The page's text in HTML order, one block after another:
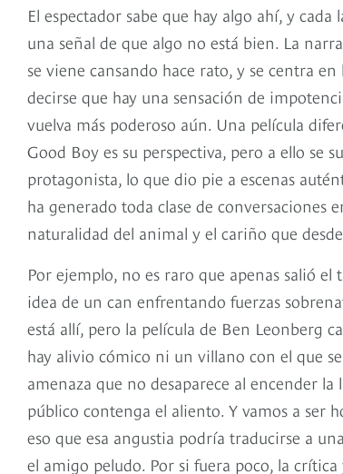
El espectador sabe que hay algo ahí, y
una señal de que algo no está bien. La
se viene cansando hace rato, y se centra
decirse que hay una sensación de
vuelva más poderoso aún. Una película
Good Boy es su perspectiva, pero a ello se
protagonista, lo que dio pie a escenas
ha generado toda clase de conversaciones
naturalidad del animal y el cariño que
Por ejemplo, no es raro que apenas salió
idea de un can enfrentando fuerzas
está allí, pero la película de Ben Leonberg
hay alivio cómico ni un villano con el que
amenaza que no desaparece al encender
público contenga el aliento. Y vamos a ser
eso que esa angustia podría traducirse a
el amigo peludo. Por si fuera poco, la